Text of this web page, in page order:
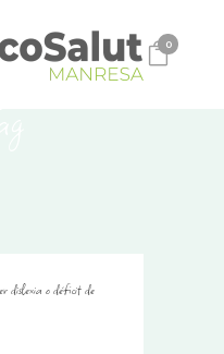
0
dislexia o déficit de